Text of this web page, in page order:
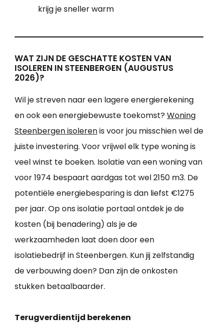
krijg je sneller warm
WAT ZIJN DE GESCHATTE KOSTEN VAN
ISOLEREN IN STEENBERGEN (AUGUSTUS
2026)?
Wil je streven naar een lagere energierekening
en ook een energiebewuste toekomst? Woning
Steenbergen isolerenis voor jou misschien wel de
juiste investering. Voor vrijwel elk type woning is
veel winst te boeken. Isolatie van een woning van
voor 1974 bespaart aardgas tot wel 2150 m3. De
potentiële energiebesparing is dan liefst €1275
per jaar. Op ons isolatie portaal ontdek je de
kosten (bij benadering) als je de
werkzaamheden laat doen door een
isolatiebedrijf in Steenbergen. Kun jij zelfstandig
de verbouwing doen? Dan zijn de onkosten
stukken betaalbaarder.
Terugverdientijd berekenen